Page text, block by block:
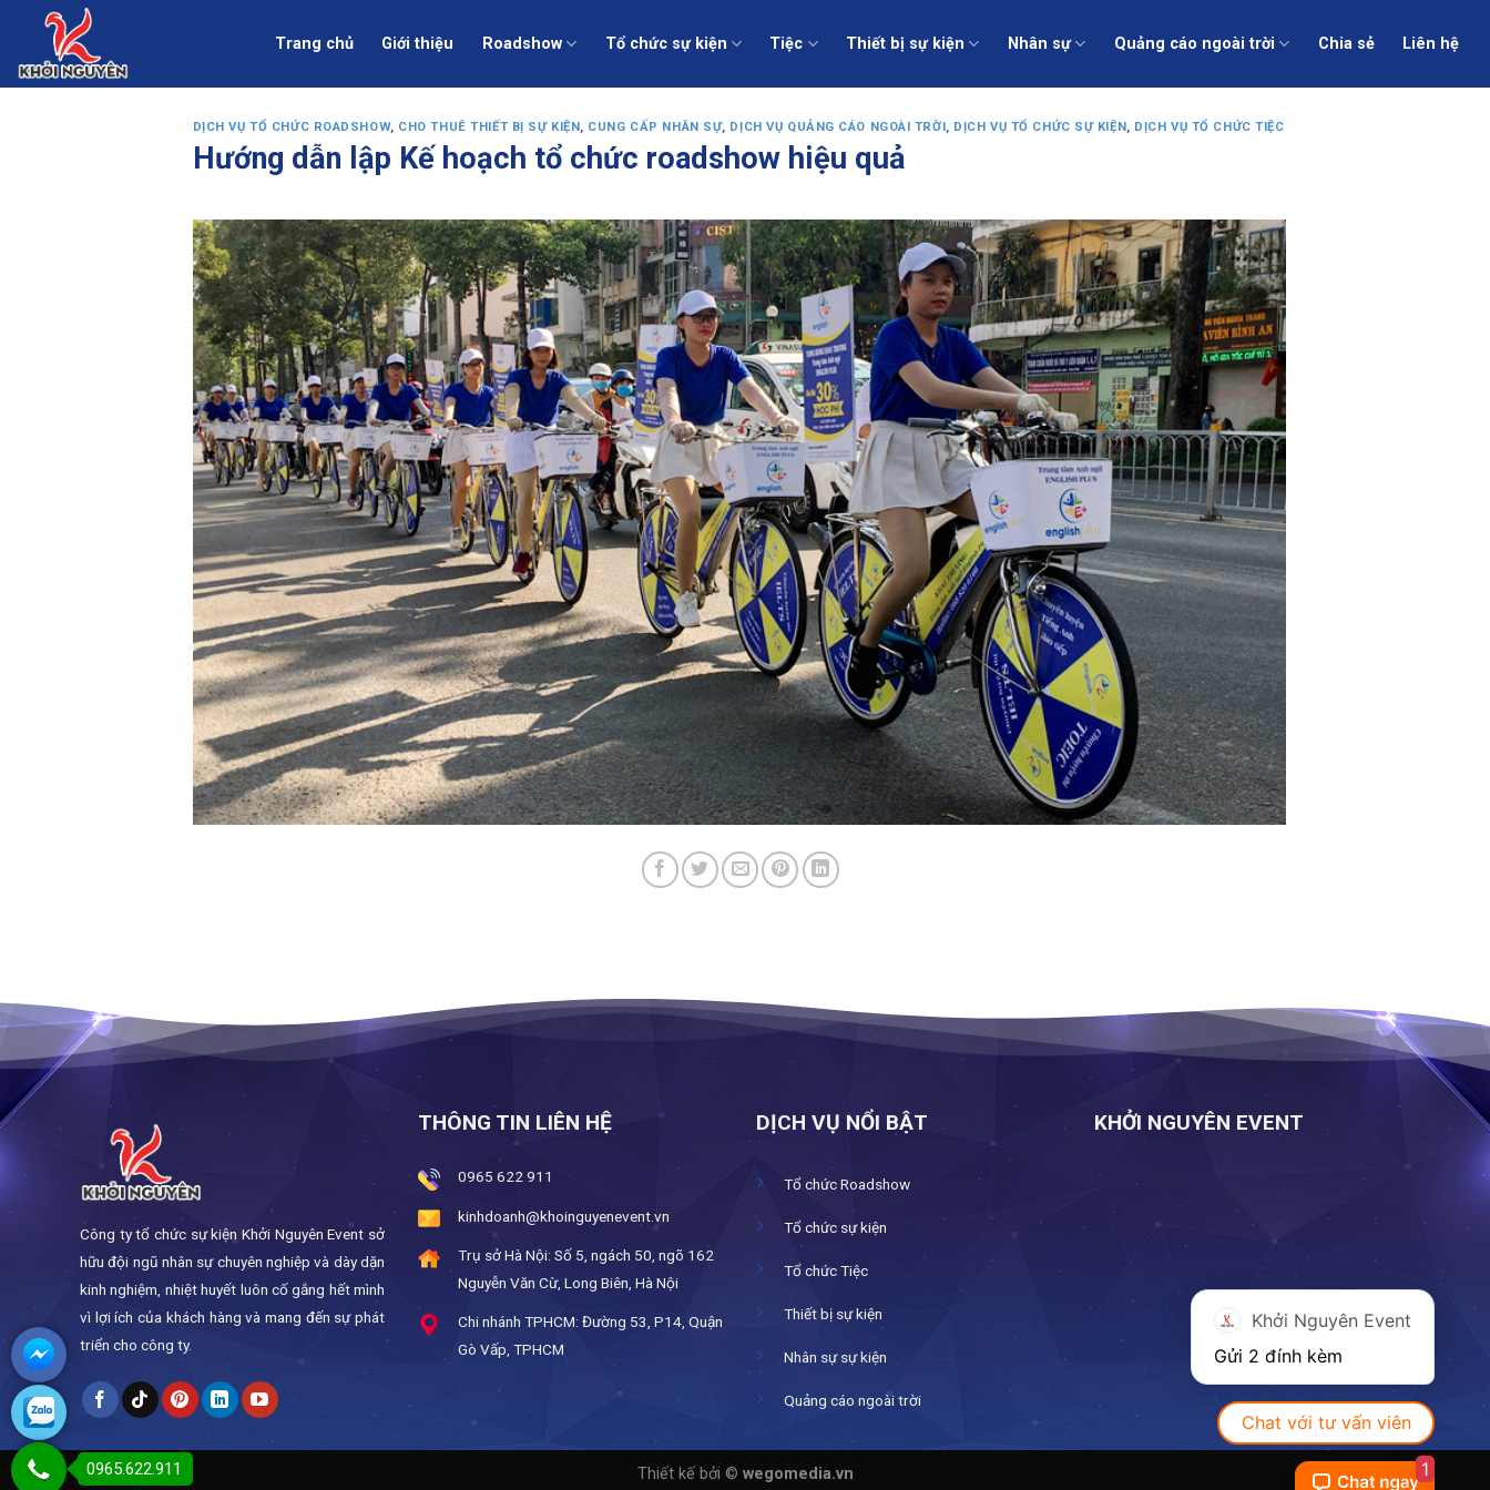
content
Trang chủ Giới thiệu Roadshow Tổ chức sự kiện Tiệc Thiết bị sự kiện Nhân sự Quảng cáo ngoài trời Chia sẻ Liên hệ
DỊCH VỤ TỔ CHỨC ROADSHOW, CHO THUÊ THIẾT BỊ SỰ KIỆN, CUNG CẤP NHÂN SỰ, DỊCH VỤ QUẢNG CÁO NGOÀI TRỜI, DỊCH VỤ TỔ CHỨC SỰ KIỆN, DỊCH VỤ TỔ CHỨC TIỆC
Hướng dẫn lập Kế hoạch tổ chức roadshow hiệu quả
Công ty tổ chức sự kiện Khởi Nguyên Event sở
hữu đội ngũ nhân sự chuyên nghiệp và dày dặn
kinh nghiệm, nhiệt huyết luôn cố gắng hết mình
vì lợi ích của khách hàng và mang đến sự phát
triển cho công ty.
THÔNG TIN LIÊN HỆ
0965 622 911
kinhdoanh@khoinguyenevent.vn
Trụ sở Hà Nội: Số 5, ngách 50, ngõ 162
Nguyễn Văn Cừ, Long Biên, Hà Nội
Chi nhánh TPHCM: Đường 53, P14, Quận
Gò Vấp, TPHCM
DỊCH VỤ NỔI BẬT
Tổ chức Roadshow
Tổ chức sự kiện
Tổ chức Tiệc
Thiết bị sự kiện
Nhân sự sự kiện
Quảng cáo ngoài trời
KHỞI NGUYÊN EVENT
Thiết kế bởi © wegomedia.vn
0965.622.911
Khởi Nguyên Event
Gửi 2 đính kèm
Chat với tư vấn viên
1